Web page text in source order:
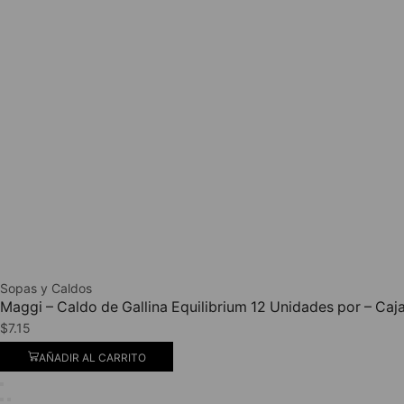
Sopas y Caldos
Maggi – Caldo de Gallina Equilibrium 12 Unidades por –
$7.15
AÑADIR AL CARRITO